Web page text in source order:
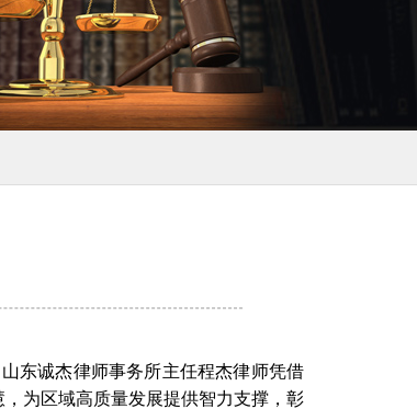
东诚杰律师事务所主任程杰律师凭借
为区域高质量发展提供智力支撑，彰